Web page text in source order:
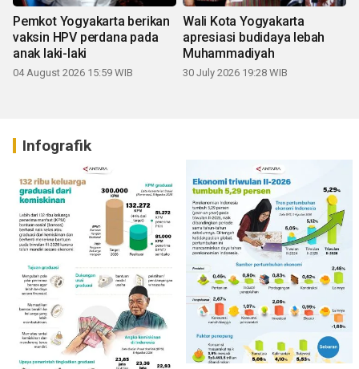
Pemkot Yogyakarta berikan
vaksin HPV perdana pada
anak laki-laki
04 August 2026 15:59 WIB
Wali Kota Yogyakarta
apresiasi budidaya lebah
Muhammadiyah
30 July 2026 19:28 WIB
Infografik